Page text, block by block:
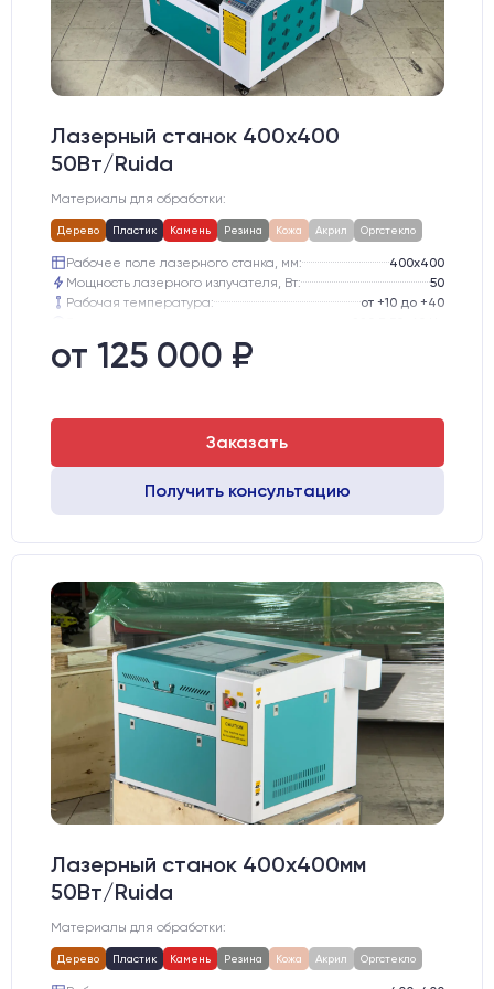
Лазерный станок 400х400
50Вт/Ruida
Материалы для обработки:
Дерево Пластик Камень Резина Кожа Акрил Оргстекло
Рабочее поле лазерного станка, мм:
400х400
Мощность лазерного излучателя, Вт:
50
Рабочая температура:
от +10 до +40
Шаговые двигатели:
Глубина опускания рабочего стола, мм:
от 125 000 ₽
Заказать
Получить консультацию
Лазерный станок 400х400мм
50Вт/Ruida
Материалы для обработки:
Дерево Пластик Камень Резина Кожа Акрил Оргстекло